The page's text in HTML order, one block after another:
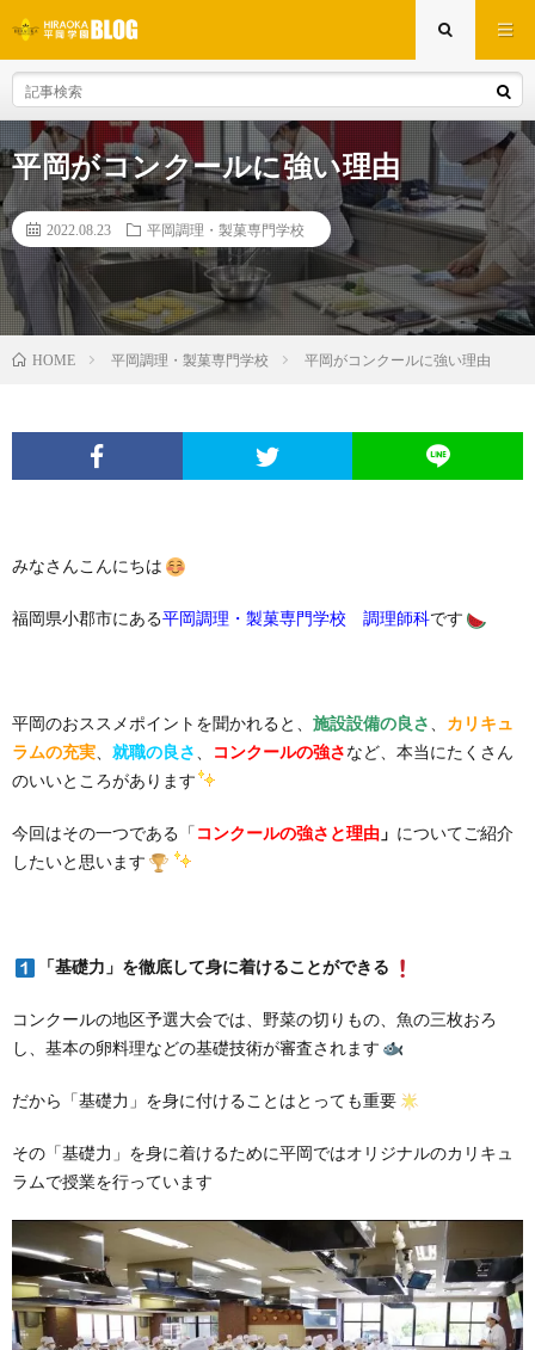
平岡がコンクールに強い理由
2022.08.23 平岡調理・製菓専門学校
HOME 平岡調理・製菓専門学校 平岡がコンクールに強い理由
みなさんこんにちは
福岡県小郡市にある平岡調理・製菓専門学校 調理師科です
平岡のおススメポイントを聞かれると、 施設設備の良さ
カリキュ
ラムの充実
就職の良さ コンクールの強さなど、本当にたくさん
のいいところがあります
今回はその一つである「コンクールの強さと理由 」 についてご紹介
したいと思います
「基礎力」を徹底して身に着けることができる
コンクールの地区予選大会では、野菜の切りもの、魚の三枚おろ
し、基本の卵料理などの基礎技術が審査されます
だから「基礎力」を身に付けることはとっても重要
その「基礎力」を身に着けるために平岡ではオリジナルのカリキュ
ラムで授業を行っています